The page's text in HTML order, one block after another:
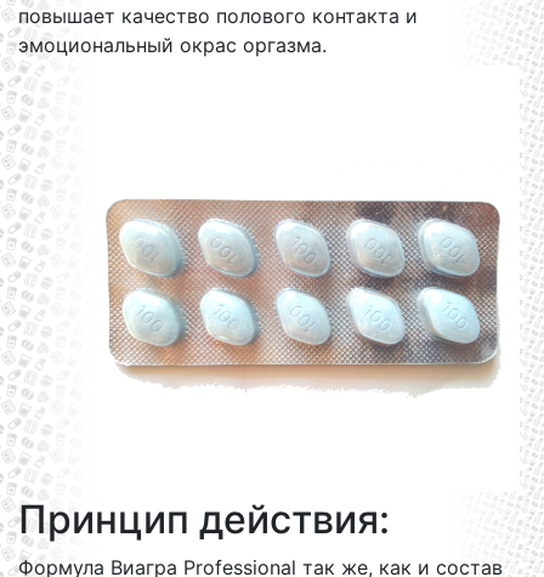
повышает качество полового контакта и
эмоциональный окрас оргазма.
Принцип действия:
Формула Виагра Professional так же, как и состав